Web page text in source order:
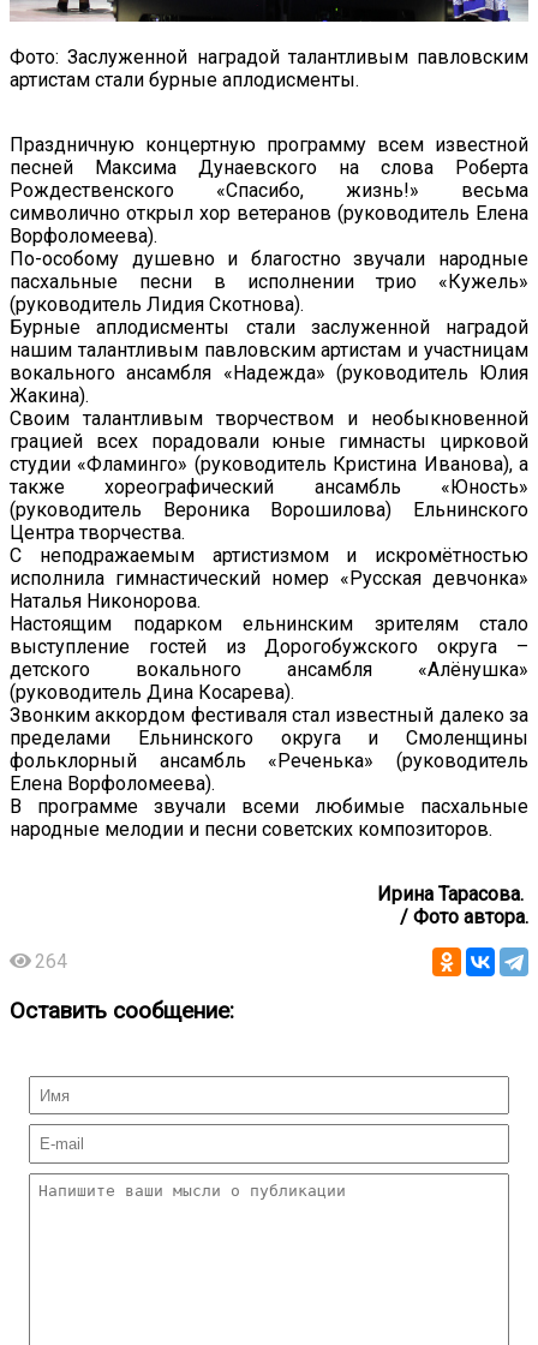
Фото: Заслуженной наградой талантливым павловским
артистам стали бурные аплодисменты.
Праздничную концертную программу всем известной
песней Максима Дунаевского на слова Роберта
Рождественского «Спасибо, жизнь!» весьма
символично открыл хор ветеранов (руководитель Елена
Ворфоломеева).
По-особому душевно и благостно звучали народные
пасхальные песни в исполнении трио «Кужель»
(руководитель Лидия Скотнова).
Бурные аплодисменты стали заслуженной наградой
нашим талантливым павловским артистам и участницам
вокального ансамбля «Надежда» (руководитель Юлия
Жакина).
Своим талантливым творчеством и необыкновенной
грацией всех порадовали юные гимнасты цирковой
студии «Фламинго» (руководитель Кристина Иванова), а
также хореографический ансамбль «Юность»
(руководитель Вероника Ворошилова) Ельнинского
Центра творчества.
С неподражаемым артистизмом и искромётностью
исполнила гимнастический номер «Русская девчонка»
Наталья Никонорова.
Настоящим подарком ельнинским зрителям стало
выступление гостей из Дорогобужского округа –
детского вокального ансамбля «Алёнушка»
(руководитель Дина Косарева).
Звонким аккордом фестиваля стал известный далеко за
пределами Ельнинского округа и Смоленщины
фольклорный ансамбль «Реченька» (руководитель
Елена Ворфоломеева).
В программе звучали всеми любимые пасхальные
народные мелодии и песни советских композиторов.
Ирина Тарасова.
/ Фото автора.
264
Оставить сообщение: